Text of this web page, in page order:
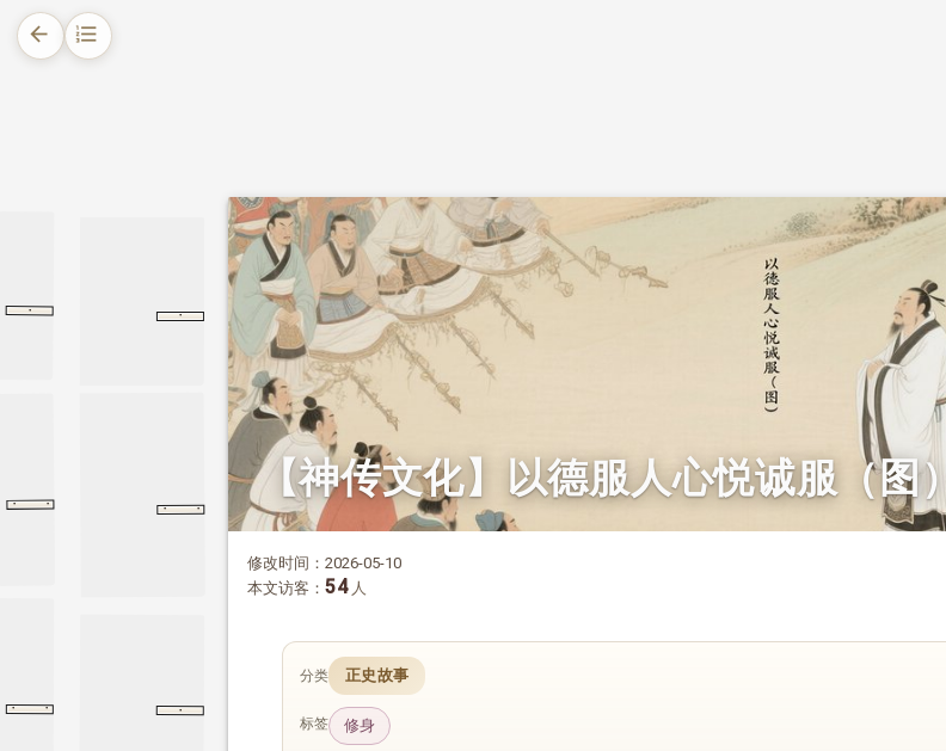
arrow_back format_list_numbered
南蛮来犯，首擒纵归
七擒七纵，终得诚服
传世道理，以德服人
度传
·
·
·
·
·
公孙丑上
·
公孙丑上
·
·
贾谊传
·
【神传文化】以德服人心悦诚服（图）
修改时间：2026-05-10
本文访客： 54人
分类 正史故事
标签 修身